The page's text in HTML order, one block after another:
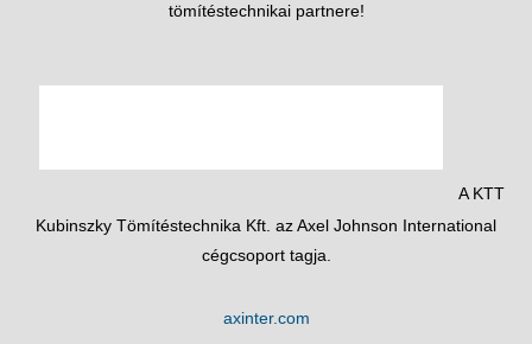
tömítéstechnikai partnere!
A KTT
Kubinszky Tömítéstechnika Kft. az Axel Johnson International
cégcsoport tagja.
axinter.com